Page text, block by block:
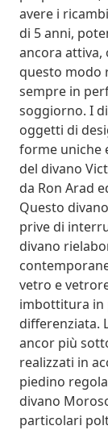
avere i
di 5 anni,
ancora attiva,
questo modo
sempre in
soggiorno. I
oggetti di
forme uniche
del divano
da Ron Arad
Questo
prive di
divano
vetro e
imbottitura in
differenziata.
ancor più
realizzati in
piedino
divano
particolari